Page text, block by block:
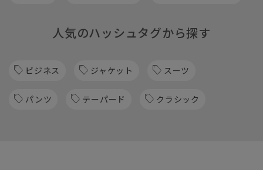
人気のハッシュタグから探す
ビジネス ジャケット スーツ
パンツ テーパード クラシック